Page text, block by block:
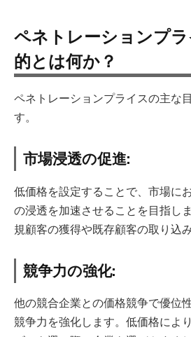
ペネトレーションプ
的とは何か？
ペネトレーションプライスの主な
す。
市場浸透の促進:
低価格を設定することで、市場に
の浸透を加速させることを目指し
規顧客の獲得や既存顧客の取り込
競争力の強化:
他の競合企業との価格競争で優位
競争力を強化します。低価格によ